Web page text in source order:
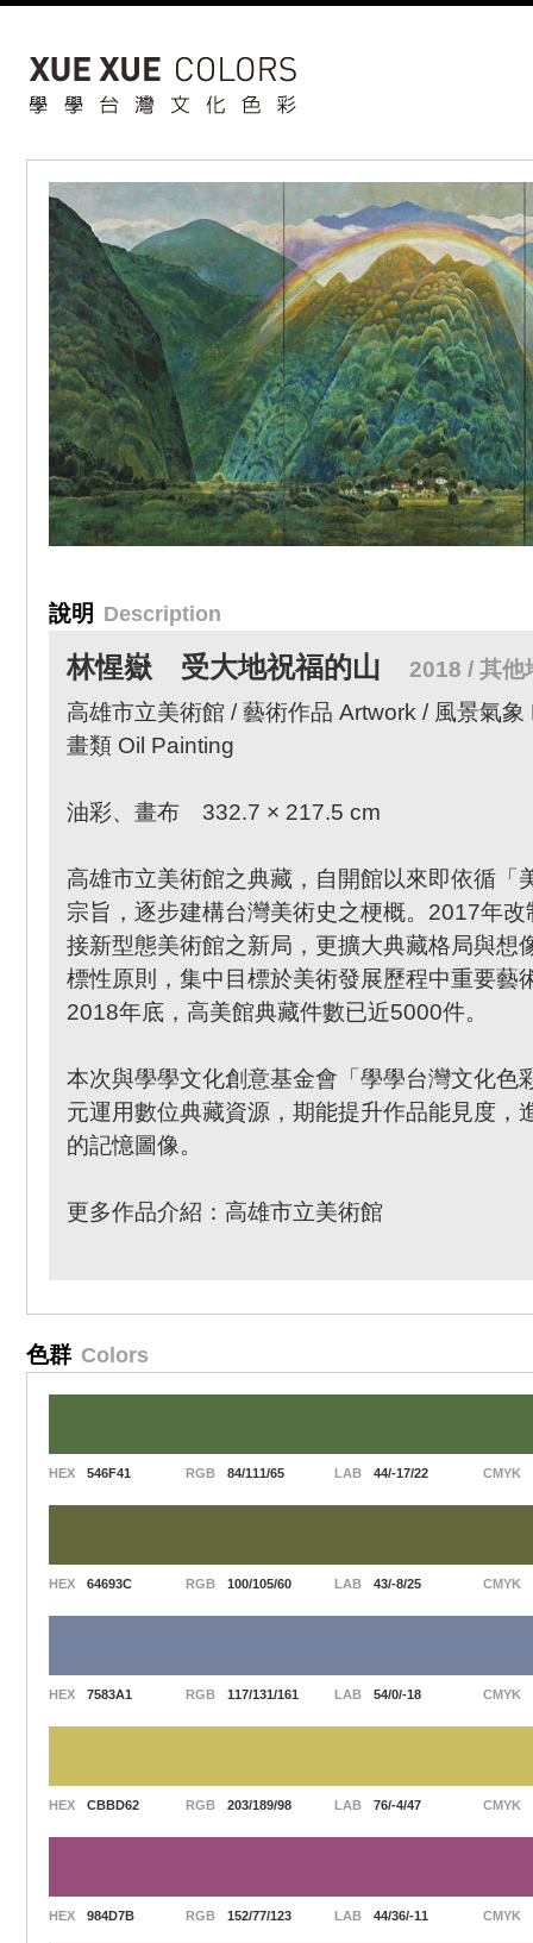
說明 Description
林惺嶽 受大地祝福的山
2018 / 其他
高雄市立美術館 / 藝術作品 Artwork / 風景氣
畫類 Oil Painting
油彩、畫布 332.7 × 217.5 cm
高雄市立美術館之典藏，自開館以來即依循「
宗旨，逐步建構台灣美術史之梗概。2017年
接新型態美術館之新局，更擴大典藏格局與想
標性原則，集中目標於美術發展歷程中重要藝
2018年底，高美館典藏件數已近5000件。
本次與學學文化創意基金會「學學台灣文化色
元運用數位典藏資源，期能提升作品能見度，
的記憶圖像。
更多作品介紹： 高雄市立美術館
色群 Colors
HEX 546F41 RGB 84/111/65 LAB 44/-17/22 CMYK
HEX 64693C RGB 100/105/60 LAB 43/-8/25 CMYK
HEX 7583A1 RGB 117/131/161 LAB 54/0/-18 CMYK
HEX CBBD62 RGB 203/189/98 LAB 76/-4/47 CMYK
HEX 984D7B RGB 152/77/123 LAB 44/36/-11 CMYK